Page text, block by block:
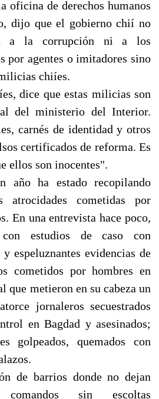
oficina de derechos humanos
dijo que el gobierno chií no
a la corrupción ni a los
por agentes o imitadores sino
chiíes.
dice que estas milicias son
del ministerio del Interior.
carnés de identidad y otros
certificados de reforma. Es
ellos son inocentes".
año ha estado recopilando
atrocidades cometidas por
En una entrevista hace poco,
estudios de caso con
espeluznantes evidencias de
cometidos por hombres en
que metieron en su cabeza un
jornaleros secuestrados
en Bagdad y asesinados;
golpeados, quemados con
de barrios donde no dejan
sin escoltas